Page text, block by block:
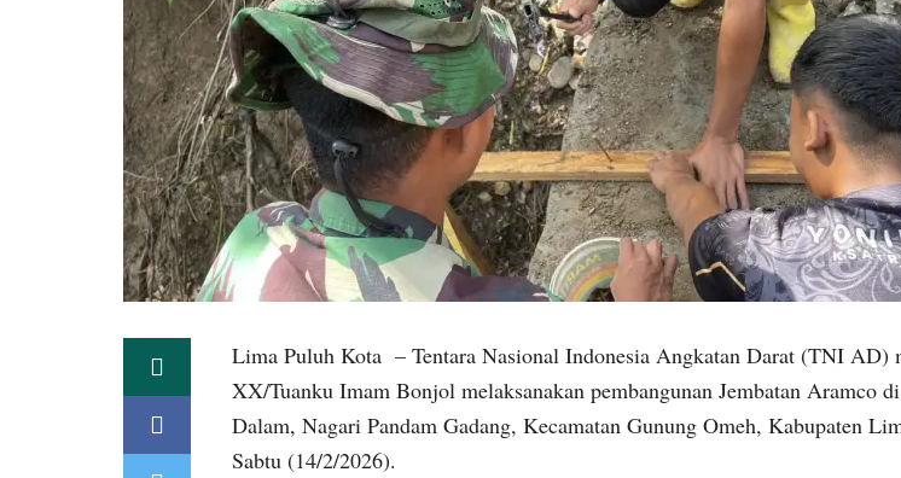
Lima Puluh Kota – Tentara Nasional Indonesia Angkatan Darat (TNI AD)
XX/Tuanku Imam Bonjol melaksanakan pembangunan Jembatan Aramco
Dalam, Nagari Pandam Gadang, Kecamatan Gunung Omeh, Kabupaten
Sabtu (14/2/2026).